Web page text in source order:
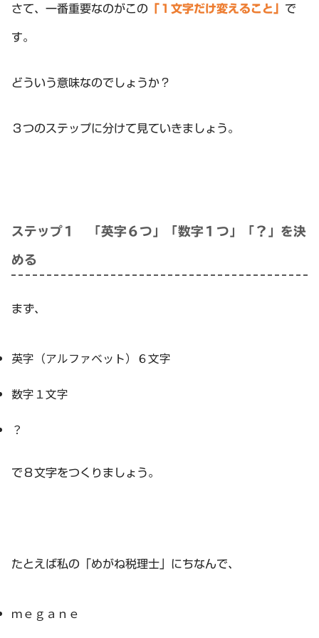
さて、一番重要なのがこの 「１文字だけ変えること」 で
す。
どういう意味なのでしょうか？
３つのステップに分けて見ていきましょう。
ステップ１ 「英字６つ」「数字１つ」「？」を決
める
まず、
英字（アルファベット）６文字
数字１文字
？
で８文字をつくりましょう。
たとえば私の「めがね税理士」にちなんで、
ｍｅｇａｎｅ